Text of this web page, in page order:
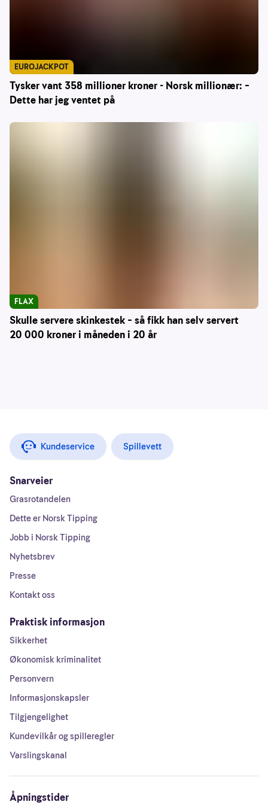
Tysker vant 358 millioner kroner - Norsk millionær: –
Dette har jeg ventet på
EUROJACKPOT
Skulle servere skinkestek – så fikk han selv servert
20 000 kroner i måneden i 20 år
FLAX
Kundeservice Spillevett
Snarveier
Grasrotandelen
Dette er Norsk Tipping
Jobb i Norsk Tipping
Nyhetsbrev
Presse
Kontakt oss
Praktisk informasjon
Sikkerhet
Økonomisk kriminalitet
Personvern
Informasjonskapsler
Tilgjengelighet
Kundevilkår og spilleregler
Varslingskanal
Åpningstider